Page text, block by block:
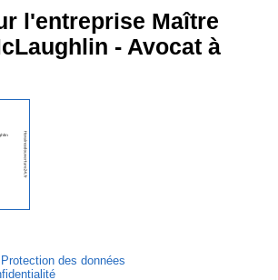
l'entreprise Maître
- Avocat à
Protection des données